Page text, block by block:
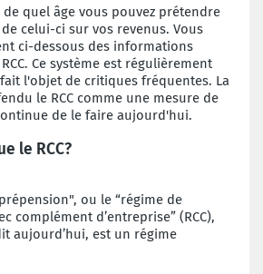
de quel âge vous pouvez prétendre
celui-ci sur vos revenus. Vous
ci-dessous des informations
Ce système est régulièrement
l'objet de critiques fréquentes. La
le RCC comme une mesure de
de le faire aujourd'hui.
le RCC?
ou le “régime de
complément d’entreprise” (RCC),
aujourd’hui, est un régime